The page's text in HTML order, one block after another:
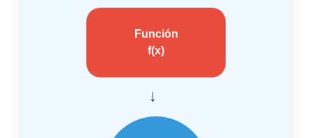
Función
f(x)
→